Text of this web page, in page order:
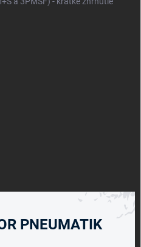
PNEUMATIK